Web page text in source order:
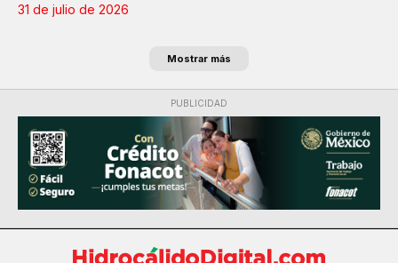
31 de julio de 2026
Mostrar más
PUBLICIDAD